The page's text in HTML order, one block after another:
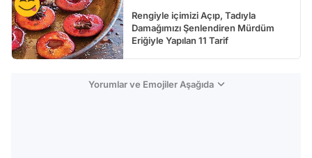
Rengiyle içimizi Açıp, Tadıyla
Damağımızı Şenlendiren Mürdüm
Eriğiyle Yapılan 11 Tarif
Yorumlar ve Emojiler Aşağıda